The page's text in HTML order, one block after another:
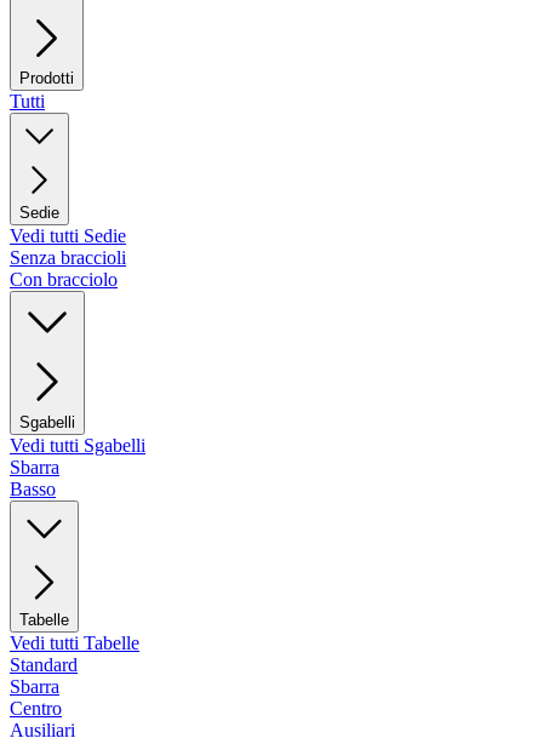
Prodotti
Tutti
Sedie
Vedi tutti Sedie
Senza braccioli
Con bracciolo
Sgabelli
Vedi tutti Sgabelli
Sbarra
Basso
Tabelle
Vedi tutti Tabelle
Standard
Sbarra
Centro
Ausiliari